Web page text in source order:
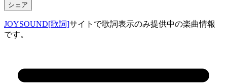
シェア
JOYSOUND[歌詞]サイトで歌詞表示のみ提供中の楽曲情報
です。